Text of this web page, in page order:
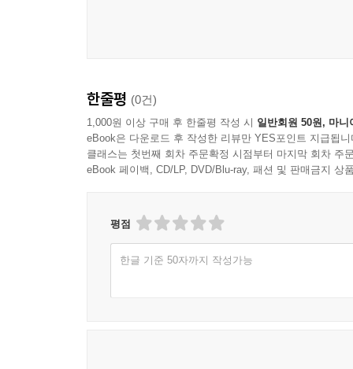
한줄평 (0건)
1,000원 이상 구매 후 한줄평 작성 시 일반회원 50원, 마니
eBook은 다운로드 후 작성한 리뷰만 YES포인트 지급됩니
클래스는 첫번째 회차 주문확정 시점부터 마지막 회차 주
eBook 페이백, CD/LP, DVD/Blu-ray, 패션 및 판매금지 상
평점
한글 기준 50자까지 작성가능